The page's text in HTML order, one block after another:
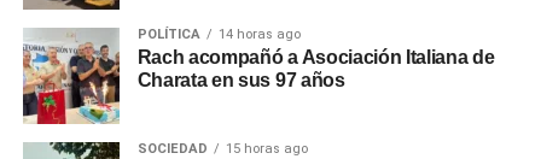
POLÍTICA 14 horas ago
Rach acompañó a Asociación Italiana de
Charata en sus 97 años
SOCIEDAD 15 horas ago